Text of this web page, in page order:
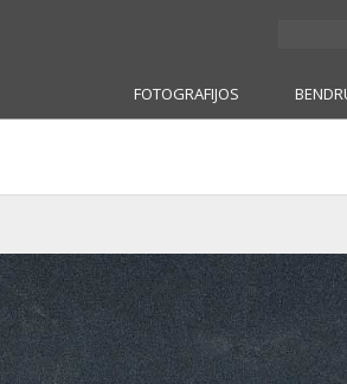
FOTOGRAFIJOS